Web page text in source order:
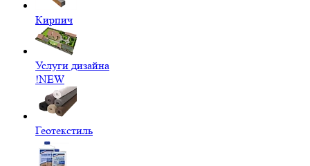
Кирпич
Услуги дизайна
!NEW
Геотекстиль